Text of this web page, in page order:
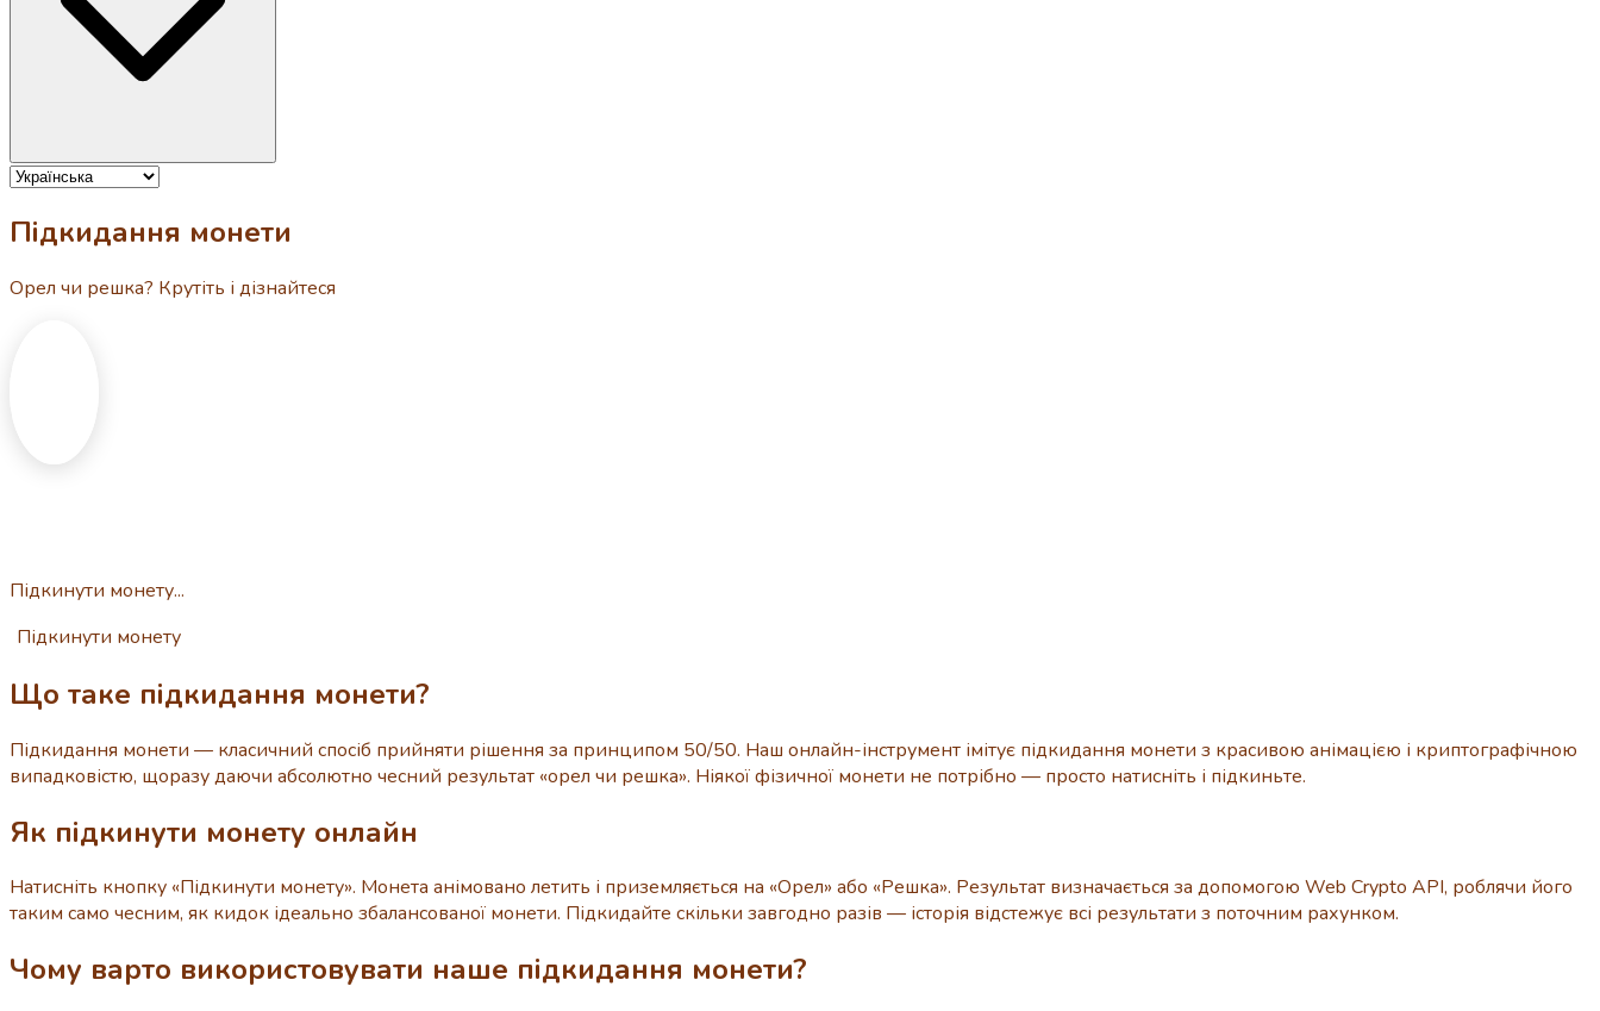
Підкидання монети
Орел чи решка? Крутіть і дізнайтеся
Підкинути монету...
Підкинути монету
Що таке підкидання монети?
Підкидання монети — класичний спосіб прийняти рішення за принципом 50/50. Наш онлайн-інструмент імітує підкидання монети з красивою анімацією і криптографічною
випадковістю, щоразу даючи абсолютно чесний результат «орел чи решка». Ніякої фізичної монети не потрібно — просто натисніть і підкиньте.
Як підкинути монету онлайн
Натисніть кнопку «Підкинути монету». Монета анімовано летить і приземляється на «Орел» або «Решка». Результат визначається за допомогою Web Crypto API, роблячи його
таким само чесним, як кидок ідеально збалансованої монети. Підкидайте скільки завгодно разів — історія відстежує всі результати з поточним рахунком.
Чому варто використовувати наше підкидання монети?